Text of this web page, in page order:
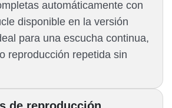
automáticamente con
disponible en la versión
para una escucha continua,
reproducción repetida sin